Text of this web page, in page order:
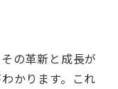
の革新と成長が
かります。これ